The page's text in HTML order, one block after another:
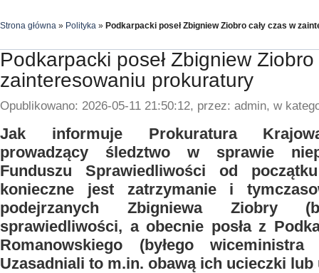
Strona główna » Polityka » Podkarpacki poseł Zbigniew Ziobro cały czas w
Podkarpacki poseł Zbigniew Ziobro
zainteresowaniu prokuratury
Opublikowano: 2026-05-11 21:50:12, przez: admin, w
Jak informuje Prokuratura
prowadzący śledztwo w sprawie
Funduszu Sprawiedliwości od
konieczne jest zatrzymanie i
podejrzanych Zbigniewa Ziobry
sprawiedliwości, a obecnie posła z
Romanowskiego (byłego wiceministra
Uzasadniali to m.in. obawą ich ucieczki